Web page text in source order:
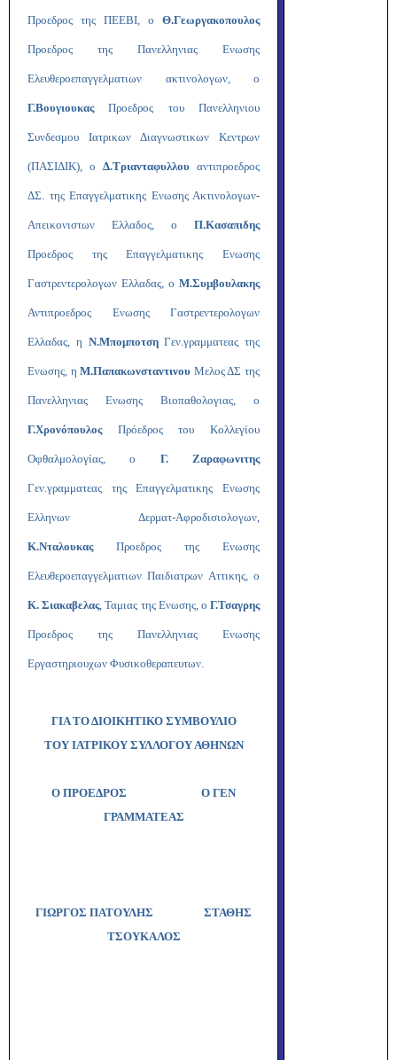
Προεδρος της ΠΕΕΒΙ, ο Θ.Γεωργακοπουλος
Προεδρος της Πανελληνιας Ενωσης
Ελευθεροεπαγγελματιων ακτινολογων, ο
Γ.ΒουγιουκαςΠροεδρος του Πανελληνιου
Συνδεσμου Ιατρικων Διαγνωστικων Κεντρων
(ΠΑΣΙΔΙΚ), ο Δ.Τριανταφυλλου αντιπροεδρος
ΔΣ. της Επαγγελματικης Ενωσης Ακτινολογων-
Απεικονιστων Ελλαδος, ο Π.Κασαπιδης
Προεδρος της Επαγγελματικης Ενωσης
Γαστρεντερολογων Ελλαδας, ο Μ.Συμβουλακης
Αντιπροεδρος Ενωσης Γαστρεντερολογων
Ελλαδας, η Ν.ΜπομποτσηΓεν.γραμματεας της
Ενωσης, ηΜ.Παπακωνσταντινου Μελος ΔΣ της
Πανελληνιας Ενωσης Βιοπαθολογιας, ο
Γ.ΧρονόπουλοςΠρόεδρος του Κολλεγίου
Οφθαλμολογίας, ο Γ. Ζαραφωνιτης
Γεν.γραμματεας της Επαγγελματικης Ενωσης
Ελληνων Δερματ-Αφροδισιολογων,
Κ.ΝταλουκαςΠροεδρος της Ενωσης
Ελευθεροεπαγγελματιων Παιδιατρων Αττικης, ο
Κ. Σιακαβελας, Ταμιας της Ενωσης, οΓ.Τσαγρης
Προεδρος της Πανελληνιας Ενωσης
Εργαστηριουχων Φυσικοθεραπευτων.
ΓΙΑ ΤΟ ΔΙΟΙΚΗΤΙΚΟ ΣΥΜΒΟΥΛΙΟ
ΤΟΥ ΙΑΤΡΙΚΟΥ ΣΥΛΛΟΓΟΥ ΑΘΗΝΩΝ
Ο ΠΡΟΕΔΡΟΣ
Ο ΓΕΝ
ΓΡΑΜΜΑΤΕΑΣ
ΓΙΩΡΓΟΣ ΠΑΤΟΥΛΗΣ
ΣΤΑΘΗΣ
ΤΣΟΥΚΑΛΟΣ